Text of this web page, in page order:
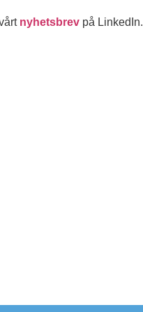
nyhetsbrev på LinkedIn.